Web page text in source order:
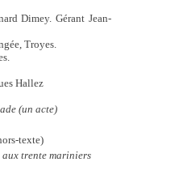
Dimey. Gérant Jean-
Troyes.
Hallez
(un acte)
texte)
trente mariniers